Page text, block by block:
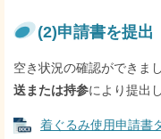
(2)申請書を提出
空き状況の確認ができま
送または持参により提出
着ぐるみ使用申請書